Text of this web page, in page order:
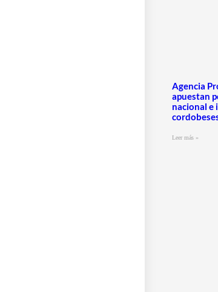
Agencia
apuestan
nacional e
Leer más »